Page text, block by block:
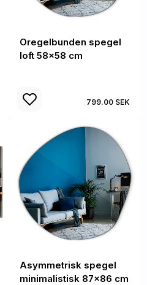
Oregelbunden spegel
loft 58x58 cm
799.00 SEK
Asymmetrisk spegel
minimalistisk 87x86 cm